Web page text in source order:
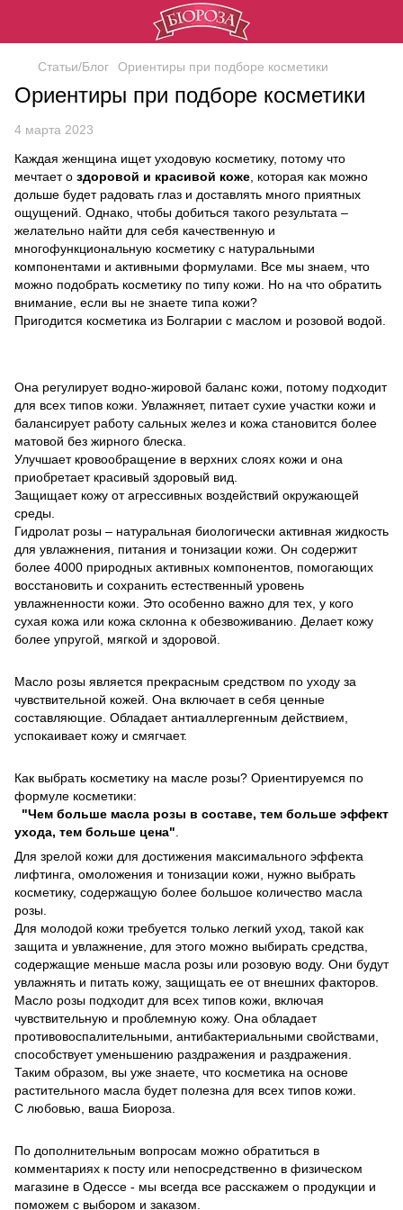
Статьи/Блог Ориентиры при подборе косметики
Ориентиры при подборе косметики
4 марта 2023
Каждая женщина ищет уходовую косметику, потому что
мечтает о здоровой и красивой коже , которая как можно
дольше будет радовать глаз и доставлять много приятных
ощущений. Однако, чтобы добиться такого результата –
желательно найти для себя качественную и
многофункциональную косметику с натуральными
компонентами и активными формулами. Все мы знаем, что
можно подобрать косметику по типу кожи. Но на что обратить
внимание, если вы не знаете типа кожи?
Пригодится косметика из Болгарии с маслом и розовой водой.
Она регулирует водно-жировой баланс кожи, потому подходит
для всех типов кожи. Увлажняет, питает сухие участки кожи и
балансирует работу сальных желез и кожа становится более
матовой без жирного блеска.
Улучшает кровообращение в верхних слоях кожи и она
приобретает красивый здоровый вид.
Защищает кожу от агрессивных воздействий окружающей
среды.
Гидролат розы – натуральная биологически активная жидкость
для увлажнения, питания и тонизации кожи. Он содержит
более 4000 природных активных компонентов, помогающих
восстановить и сохранить естественный уровень
увлажненности кожи. Это особенно важно для тех, у кого
сухая кожа или кожа склонна к обезвоживанию. Делает кожу
более упругой, мягкой и здоровой.
Масло розы является прекрасным средством по уходу за
чувствительной кожей. Она включает в себя ценные
составляющие. Обладает антиаллергенным действием,
успокаивает кожу и смягчает.
Как выбрать косметику на масле розы? Ориентируемся по
формуле косметики:
"Чем больше масла розы в составе, тем больше эффект
ухода, тем больше цена"
Для зрелой кожи для достижения максимального эффекта
лифтинга, омоложения и тонизации кожи, нужно выбрать
косметику, содержащую более большое количество масла
розы.
Для молодой кожи требуется только легкий уход, такой как
защита и увлажнение, для этого можно выбирать средства,
содержащие меньше масла розы или розовую воду. Они будут
увлажнять и питать кожу, защищать ее от внешних факторов.
Масло розы подходит для всех типов кожи, включая
чувствительную и проблемную кожу. Она обладает
противовоспалительными, антибактериальными свойствами,
способствует уменьшению раздражения и раздражения.
Таким образом, вы уже знаете, что косметика на основе
растительного масла будет полезна для всех типов кожи.
С любовью, ваша Биороза.
По дополнительным вопросам можно обратиться в
комментариях к посту или непосредственно в физическом
магазине в Одессе - мы всегда все расскажем о продукции и
поможем с выбором и заказом.